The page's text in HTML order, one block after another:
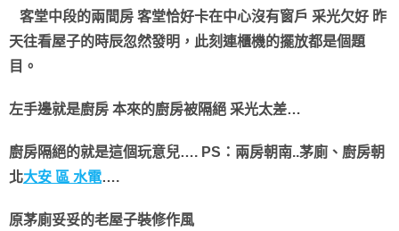
客堂中段的兩間房 客堂恰好卡在中心沒有窗戶 采光欠好 昨
天往看屋子的時辰忽然發明，此刻連櫃機的擺放都是個題
目。
左手邊就是廚房 本來的廚房被隔絕 采光太差…
廚房隔絕的就是這個玩意兒…. PS：兩房朝南..茅廁、廚房朝
北大安 區 水電….
原茅廁妥妥的老屋子裝修作風